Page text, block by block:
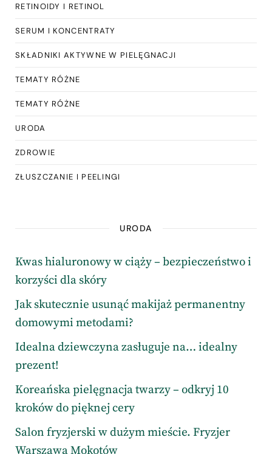
RETINOIDY I RETINOL
SERUM I KONCENTRATY
SKŁADNIKI AKTYWNE W PIELĘGNACJI
TEMATY RÓŻNE
TEMATY RÓŻNE
URODA
ZDROWIE
ZŁUSZCZANIE I PEELINGI
URODA
Kwas hialuronowy w ciąży – bezpieczeństwo i
korzyści dla skóry
Jak skutecznie usunąć makijaż permanentny
domowymi metodami?
Idealna dziewczyna zasługuje na… idealny
prezent!
Koreańska pielęgnacja twarzy – odkryj 10
kroków do pięknej cery
Salon fryzjerski w dużym mieście. Fryzjer
Warszawa Mokotów